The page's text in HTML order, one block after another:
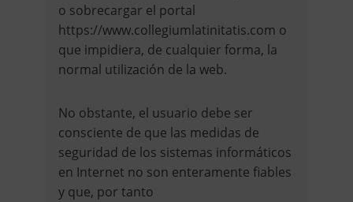
o sobrecargar el portal
https://www.collegiumlatinitatis.com o
que impidiera, de cualquier forma, la
normal utilización de la web.
No obstante, el usuario debe ser
consciente de que las medidas de
seguridad de los sistemas informáticos
en Internet no son enteramente fiables
y que, por tanto